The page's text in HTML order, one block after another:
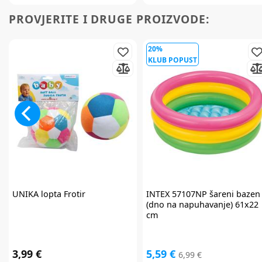
PROVJERITE I DRUGE PROIZVODE:
UNIKAlopta Frotir
3,99 €
20%
KLUB POPUST
INTEX57107NP šareni bazen
(dno na napuhavanje) 61x22
cm
5,59 € 6,99 €